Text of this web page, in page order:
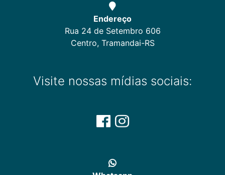
Endereço
Rua 24 de Setembro 606
Centro, Tramandai-RS
Visite nossas mídias sociais: